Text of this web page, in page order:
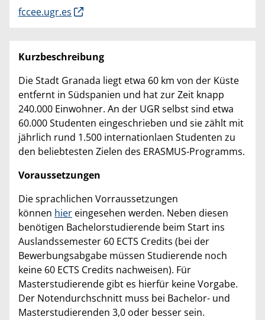
fccee.ugr.es
Kurzbeschreibung
Die Stadt Granada liegt etwa 60 km von der Küste
entfernt in Südspanien und hat zur Zeit knapp
240.000 Einwohner. An der UGR selbst sind etwa
60.000 Studenten eingeschrieben und sie zählt mit
jährlich rund 1.500 internationlaen Studenten zu
den beliebtesten Zielen des ERASMUS-Programms.
Voraussetzungen
Die sprachlichen Vorraussetzungen
können hier eingesehen werden. Neben diesen
benötigen Bachelorstudierende beim Start ins
Auslandssemester 60 ECTS Credits (bei der
Bewerbungsabgabe müssen Studierende noch
keine 60 ECTS Credits nachweisen). Für
Masterstudierende gibt es hierfür keine Vorgabe.
Der Notendurchschnitt muss bei Bachelor- und
Masterstudierenden 3,0 oder besser sein.